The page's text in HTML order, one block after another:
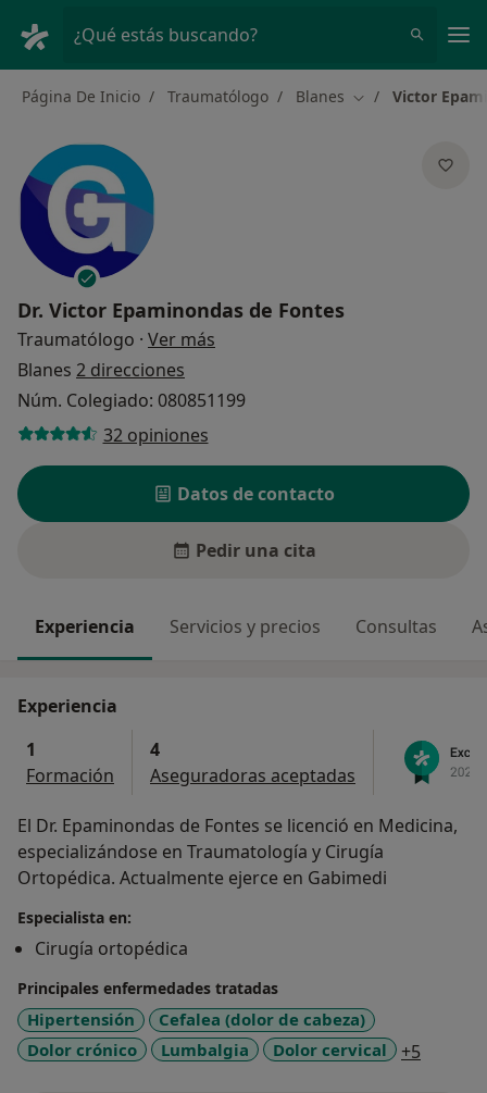
¿Qué estás buscando?
Página De Inicio Traumatólogo Blanes Cambiar de
Victor
Dr. Victor Epaminondas de Fontes
Traumatólogo · Ver más
Blanes 2 direcciones
Núm. Colegiado: 080851199
32 opiniones
Datos de contacto
Pedir una cita
Experiencia Servicios y precios Consultas
Experiencia
1
Formación
4
Aseguradoras aceptadas
El Dr. Epaminondas de Fontes se licenció en Medicina,
especializándose en Traumatología y Cirugía
Ortopédica. Actualmente ejerce en Gabimedi
Especialista en:
Cirugía ortopédica
Principales enfermedades tratadas
Hipertensión
Cefalea (dolor de cabeza)
Dolor crónico
Lumbalgia Dolor cervical +5